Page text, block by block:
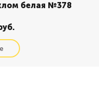
белая №378